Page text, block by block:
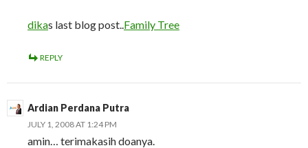
dikas last blog post..Family Tree
REPLY
Ardian Perdana Putra
JULY 1, 2008 AT 1:24 PM
amin… terimakasih doanya.